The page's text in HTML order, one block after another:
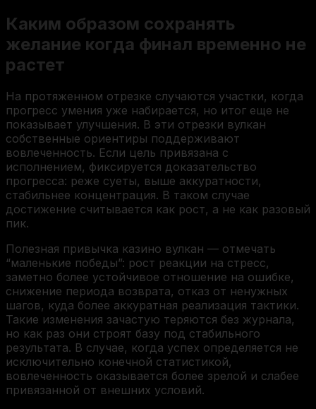
Каким образом сохранять
желание когда финал временно не
растет
На протяженном отрезке случаются участки, когда
прогресс умения уже набирается, но итог еще не
показывает улучшения. В эти отрезки вулкан
собственные ориентиры поддерживают
вовлеченность. Если цель привязана с
исполнением, фиксируется доказательство
прогресса: реже суеты, выше аккуратности,
стабильнее концентрация. В таком случае
достижение считывается как рост, а не как разовый
пик.
Полезная привычка казино вулкан — отмечать
“маленькие победы”: рост реакции на стресс,
заметно более устойчивое отношение на ошибке,
снижение периода возврата, отказ от ненужных
шагов, куда более аккуратная реализация тактики.
Такие изменения зачастую теряются без журнала,
но как раз они строят базу под стабильного
результата. В случае, когда успех определяется не
исключительно конечной статистикой,
вовлеченность оказывается более зрелой и слабее
привязанной от внешних условий.